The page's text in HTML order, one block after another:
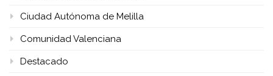
Ciudad Autónoma de Melilla
Comunidad Valenciana
Destacado